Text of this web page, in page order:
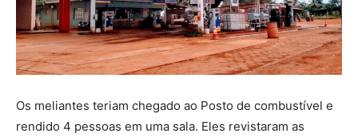
Os meliantes teriam chegado ao Posto de combustível e
rendido 4 pessoas em uma sala. Eles revistaram as